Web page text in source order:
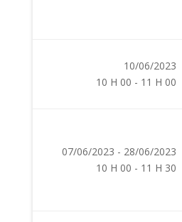
10/06/2023
10 H 00 - 11 H 00
07/06/2023 - 28/06/2023
10 H 00 - 11 H 30